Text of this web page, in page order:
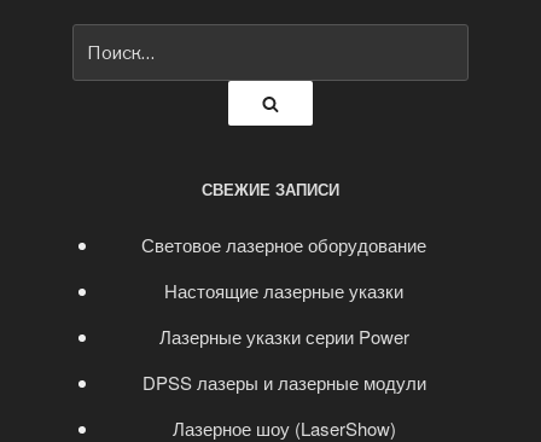
Искать:
СВЕЖИЕ ЗАПИСИ
Световое лазерное оборудование
Настоящие лазерные указки
Лазерные указки серии Power
DPSS лазеры и лазерные модули
Лазерное шоу (LaserShow)